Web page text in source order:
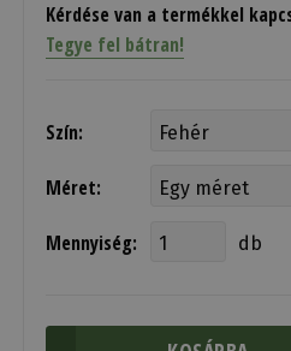
Kérdése van a termékkel
Tegye fel bátran!
Szín:
Méret:
Mennyiség: db